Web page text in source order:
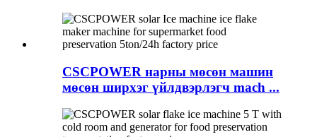
CSCPOWER нарны мөсөн машин
мөсөн ширхэг үйлдвэрлэгч mach ...